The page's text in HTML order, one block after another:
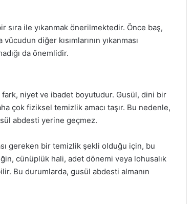
sıra ile yıkanmak önerilmektedir. Önce baş,
diğer kısımlarının yıkanması
da önemlidir.
niyet ve ibadet boyutudur. Gusül, dini bir
çok fiziksel temizlik amacı taşır. Bu nedenle,
abdesti yerine geçmez.
gereken bir temizlik şekli olduğu için, bu
cünüplük hali, adet dönemi veya lohusalık
Bu durumlarda, gusül abdesti almanın